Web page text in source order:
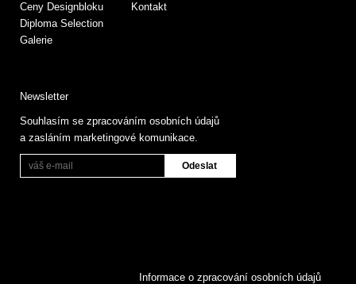
Ceny Designbloku
Diploma Selection
Galerie
Kontakt
Newsletter
Souhlasím se zpracováním osobních údajů
a zasláním marketingové komunikace.
Informace o zpracování osobních údajů